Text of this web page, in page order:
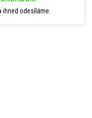
ihned odesíláme.